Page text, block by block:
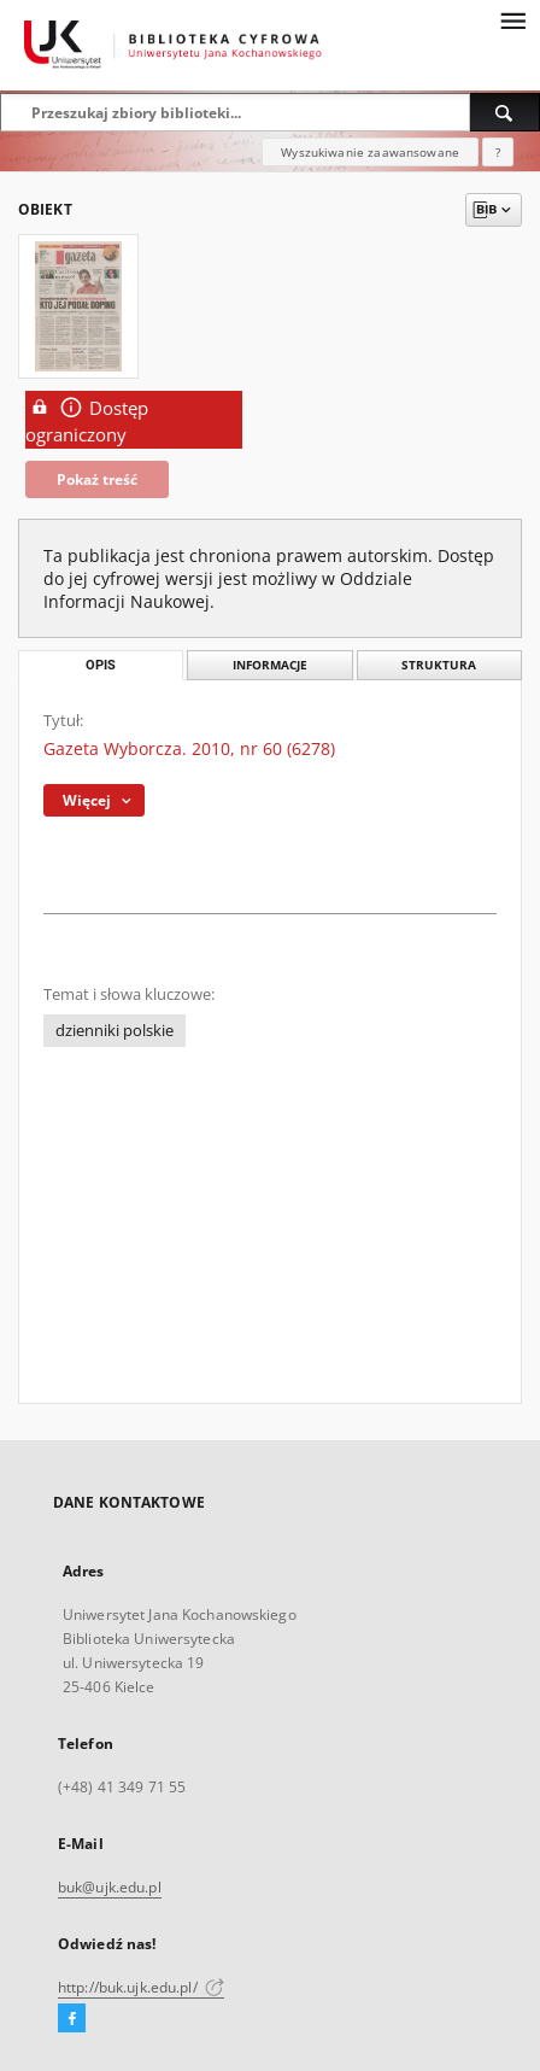
Wyszukiwanie zaawansowane ?
OBIEKT
Dostęp
ograniczony
Pokaż treść
Ta publikacja jest chroniona prawem autorskim. Dostęp
do jej cyfrowej wersji jest możliwy w Oddziale
Informacji Naukowej.
OPIS INFORMACJE STRUKTURA
Tytuł:
Gazeta Wyborcza. 2010, nr 60 (6278)
Więcej
Temat i słowa kluczowe:
dzienniki polskie
DANE KONTAKTOWE
Adres
Uniwersytet Jana Kochanowskiego
Biblioteka Uniwersytecka
ul. Uniwersytecka 19
25-406 Kielce
Telefon
(+48) 41 349 71 55
E-Mail
buk@ujk.edu.pl
Odwiedź nas!
http://buk.ujk.edu.pl/
Facebook